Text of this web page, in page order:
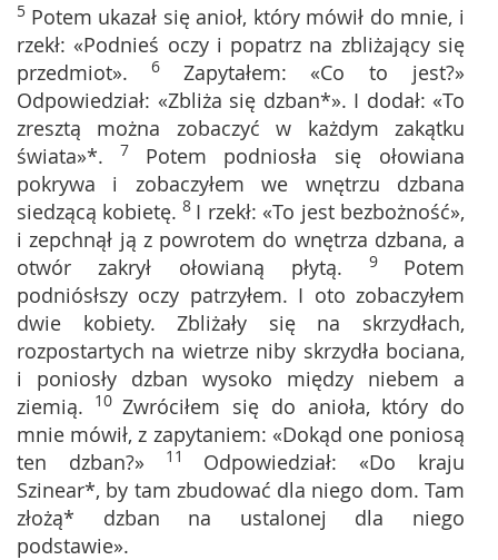
5 Potem ukazał się anioł, który mówił do mnie, i
rzekł: «Podnieś oczy i popatrz na zbliżający się
przedmiot». 6 Zapytałem: «Co to jest?»
Odpowiedział: «Zbliża się dzban*». I dodał: «To
zresztą można zobaczyć w każdym zakątku
świata»*. 7 Potem podniosła się ołowiana
pokrywa i zobaczyłem we wnętrzu dzbana
siedzącą kobietę. 8 I rzekł: «To jest bezbożność»,
i zepchnął ją z powrotem do wnętrza dzbana, a
otwór zakrył ołowianą płytą. 9 Potem
podniósłszy oczy patrzyłem. I oto zobaczyłem
dwie kobiety. Zbliżały się na skrzydłach,
rozpostartych na wietrze niby skrzydła bociana,
i poniosły dzban wysoko między niebem a
ziemią. 10 Zwróciłem się do anioła, który do
mnie mówił, z zapytaniem: «Dokąd one poniosą
ten dzban?» 11 Odpowiedział: «Do kraju
Szinear*, by tam zbudować dla niego dom. Tam
złożą* dzban na ustalonej dla niego
podstawie».